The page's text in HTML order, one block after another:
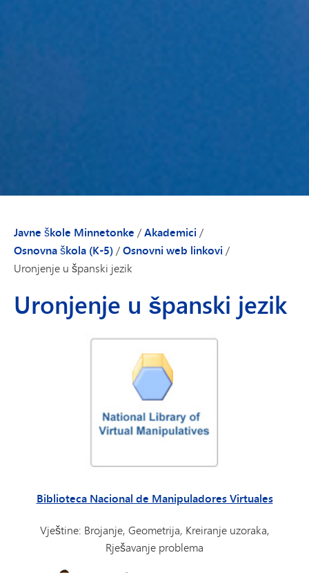
Javne škole Minnetonke /Akademici /
Osnovna škola (K-5)/Osnovni web linkovi /
Uronjenje u španski jezik
Uronjenje u španski jezik
Biblioteca Nacional de Manipuladores Virtuales
Vještine: Brojanje, Geometrija, Kreiranje uzoraka,
Rješavanje problema